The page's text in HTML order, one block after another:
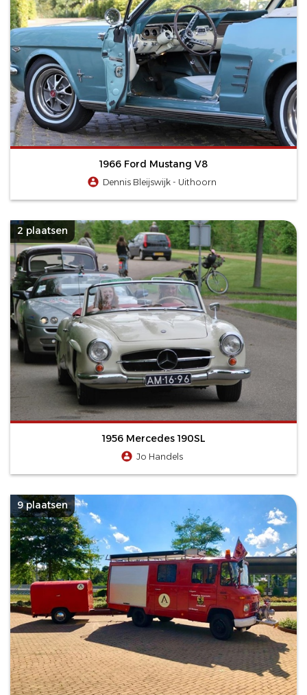
1966 Ford Mustang V8
Dennis Bleijswijk - Uithoorn
2 plaatsen
1956 Mercedes 190SL
Jo Handels
9 plaatsen